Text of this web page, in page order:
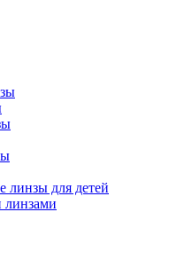
линзы для детей
линзами